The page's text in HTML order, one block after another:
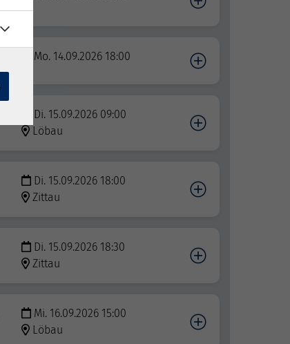
Mo. 14.09.2026 18:00
Di. 15.09.2026 09:00
Löbau
Di. 15.09.2026 18:00
Zittau
Di. 15.09.2026 18:30
Zittau
Mi. 16.09.2026 15:00
Löbau